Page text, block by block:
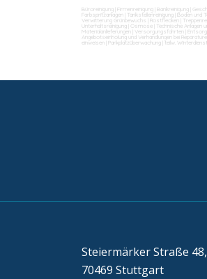
Büroreinigung |Firmenreinigung |Bankreinigung
Farbspritzanlagen
Tankstellenreinigung |Boden und
Verwitterung Grünbewuchs
|Rostflecken
Unterhaltsreinigung Osmose Technische Anlagen
Materialanlieferungen
Versorgungsfahrten |
Angebotseinholung und Verhandlungen bei
einweisen
|Parkplatzüberwachung |teilw.
Steiermärker Straße 48,
70469 Stuttgart